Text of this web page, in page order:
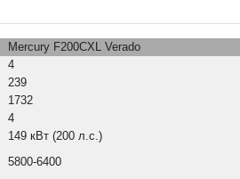
Mercury F200CXL Verado
4
239
1732
4
149 кВт (200 л.с.)
5800-6400